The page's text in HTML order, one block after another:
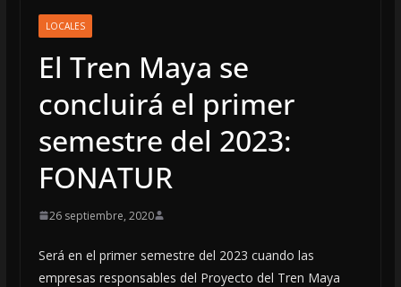
LOCALES
El Tren Maya se
concluirá el primer
semestre del 2023:
FONATUR
26 septiembre, 2020
Será en el primer semestre del 2023 cuando las
empresas responsables del Proyecto del Tren Maya